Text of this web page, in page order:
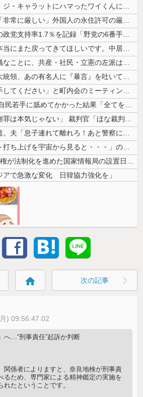
【画像】この時代にデ・ジ・キャラットにハマったワイくんに掛けてあげたい...
【サンモニ】膳場貴子「非常に厳しい」外国人の永住許可の厳格化にヘイトが...
【緊急】中道改革連合の政党支持率1.7％を記録「野党の6番手に沈む」
楽しんご「中居さん、本当にまた戻ってきてほしいです。中居さんいないテレ...
熊本地震被災者「不思議なことに、共産・社民・立憲の左派は本当に被害の大...
【速報】ゼレンスキー大統領、あの有名人に『暴言』を吐いてしまう！！！！...
「備蓄している人は挙手してください」と町内会のミーティング、何の気なし...
【仰天】 石破茂さん、自民若手に舐めてかかった結果「全てを失うｗｗｗｗ...
江別リンチ犯「立って謝罪は本気じゃない」 裁判官「ほな裁判で土下座して...
ディズニーからの帰り道。夫「息子連れて離れろ！あと警察に通報！」私「助...
【圧巻映像】「ロケット打ち上げを宇宙から見ると・・・」の動画が衝撃的
（ ´_ゝ`）中国「高市政権が法制化を進めた国家情報局の設置日が7月3...
アで急激な変化 日韓協力強化を」
home 次の記事
) 09:56:47.02
へ…“刑事責任”起訴か判断
関係者によりますと、奈良地検が刑事責
るため、専門家による精神鑑定の実施を
たということです。